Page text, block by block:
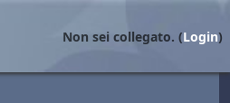
Non sei collegato. (Login)